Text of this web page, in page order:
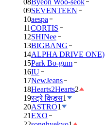
08Byeon Woo-seok
09SEVENTEEN
10aespa
11CORTIS
12SHINee
13BIGBANG
14ALPHA DRIVE ONE)
15Park Bo-gum
16IU
17NewJeans
18Hearts2Hearts2
19स्ट्रे किड्स1
20ASTRO1
21EXO